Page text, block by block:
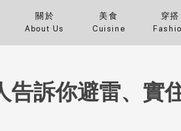
關於
About Us
美食
Cuisine
穿搭
告訴你避雷、實